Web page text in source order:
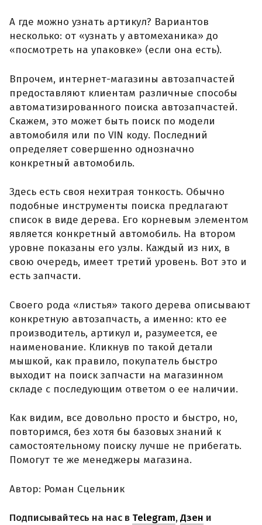
А где можно узнать артикул? Вариантов
несколько: от «узнать у автомеханика» до
«посмотреть на упаковке» (если она есть).
Впрочем, интернет-магазины автозапчастей
предоставляют клиентам различные способы
автоматизированного поиска автозапчастей.
Скажем, это может быть поиск по модели
автомобиля или по VIN коду. Последний
определяет совершенно однозначно
конкретный автомобиль.
Здесь есть своя нехитрая тонкость. Обычно
подобные инструменты поиска предлагают
список в виде дерева. Его корневым элементом
является конкретный автомобиль. На втором
уровне показаны его узлы. Каждый из них, в
свою очередь, имеет третий уровень. Вот это и
есть запчасти.
Своего рода «листья» такого дерева описывают
конкретную автозапчасть, а именно: кто ее
производитель, артикул и, разумеется, ее
наименование. Кликнув по такой детали
мышкой, как правило, покупатель быстро
выходит на поиск запчасти на магазинном
складе с последующим ответом о ее наличии.
Как видим, все довольно просто и быстро, но,
повторимся, без хотя бы базовых знаний к
самостоятельному поиску лучше не прибегать.
Помогут те же менеджеры магазина.
Автор: Роман Сцельник
Подписывайтесь на нас в Telegram,Дзен и